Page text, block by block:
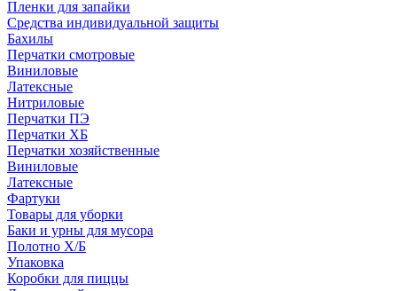
Пленки для запайки
Средства индивидуальной защиты
Бахилы
Перчатки смотровые
Виниловые
Латексные
Нитриловые
Перчатки ПЭ
Перчатки ХБ
Перчатки хозяйственные
Виниловые
Латексные
Фартуки
Товары для уборки
Баки и урны для мусора
Полотно Х/Б
Упаковка
Коробки для пиццы